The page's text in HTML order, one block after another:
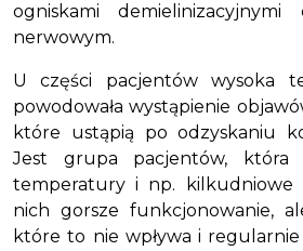
ogniskami
nerwowym.
U części pacjentów wysoka
powodowała wystąpienie
które ustąpią po odzyskaniu
Jest grupa pacjentów, która
temperatury i np. kilkudniowe
nich gorsze funkcjonowanie,
które to nie wpływa i